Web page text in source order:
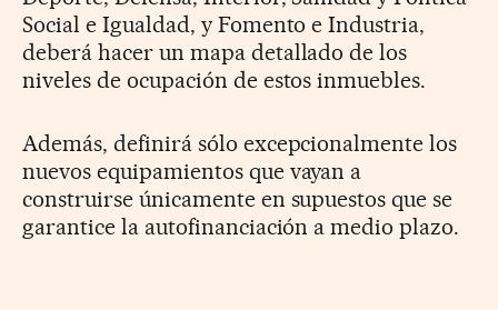
Social e Igualdad, y Fomento e Industria,
deberá hacer un mapa detallado de los
niveles de ocupación de estos inmuebles.
Además, definirá sólo excepcionalmente los
nuevos equipamientos que vayan a
construirse únicamente en supuestos que se
garantice la autofinanciación a medio plazo.